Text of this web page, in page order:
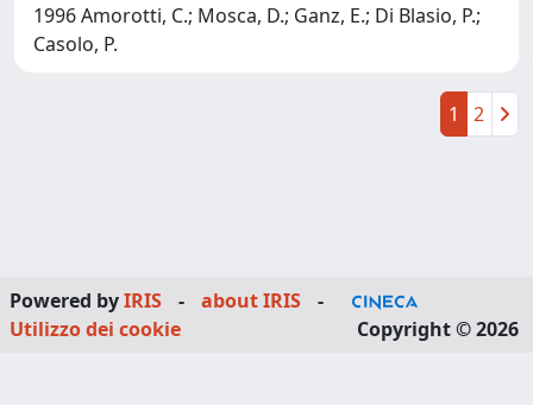
1996 Amorotti, C.; Mosca, D.; Ganz, E.; Di Blasio, P.;
Casolo, P.
1 2
Powered byIRIS - about IRIS
-
Utilizzo dei cookie
Copyright © 2026